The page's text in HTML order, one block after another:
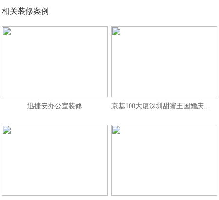
相关装修案例
迅捷安办公室装修 京基100大厦深圳甜蜜王国婚庆公司